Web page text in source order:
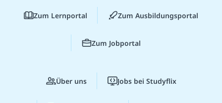
Zum Lernportal Zum Ausbildungsportal
Zum Jobportal
Über uns Jobs bei Studyflix